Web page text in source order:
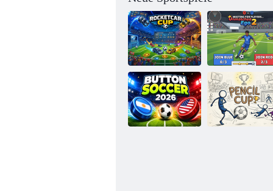
Rocketcar Cup
Unübertroffenes
Ego 2